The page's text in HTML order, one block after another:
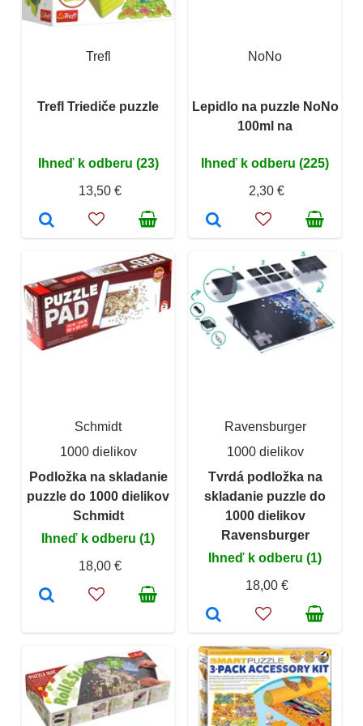
Trefl
Trefl Triediče puzzle
Ihneď k odberu (23)
13,50 €
NoNo
Lepidlo na puzzle NoNo
100ml na
Ihneď k odberu (225)
2,30 €
Schmidt
1000 dielikov
Podložka na skladanie
puzzle do 1000 dielikov
Schmidt
Ihneď k odberu (1)
18,00 €
Ravensburger
1000 dielikov
Tvrdá podložka na
skladanie puzzle do
1000 dielikov
Ravensburger
Ihneď k odberu (1)
18,00 €